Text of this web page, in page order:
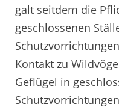
galt seitdem die
geschlossenen
Kontakt zu
Geflügel in